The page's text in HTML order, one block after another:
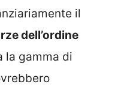
il
dell’ordine
la gamma di